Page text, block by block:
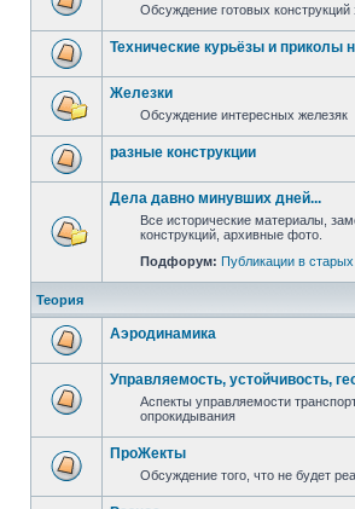
Обсуждение готовых
Технические курьёзы и приколы
Железки
Обсуждение интересных железяк
разные конструкции
Дела давно минувших дней...
Все исторические материалы,
конструкций, архивные фото.
Подфорум: Публикации в
Теория
Аэродинамика
Управляемость, устойчивость,
Аспекты управляемости
опрокидывания
ПроЖекты
Обсуждение того, что не будет